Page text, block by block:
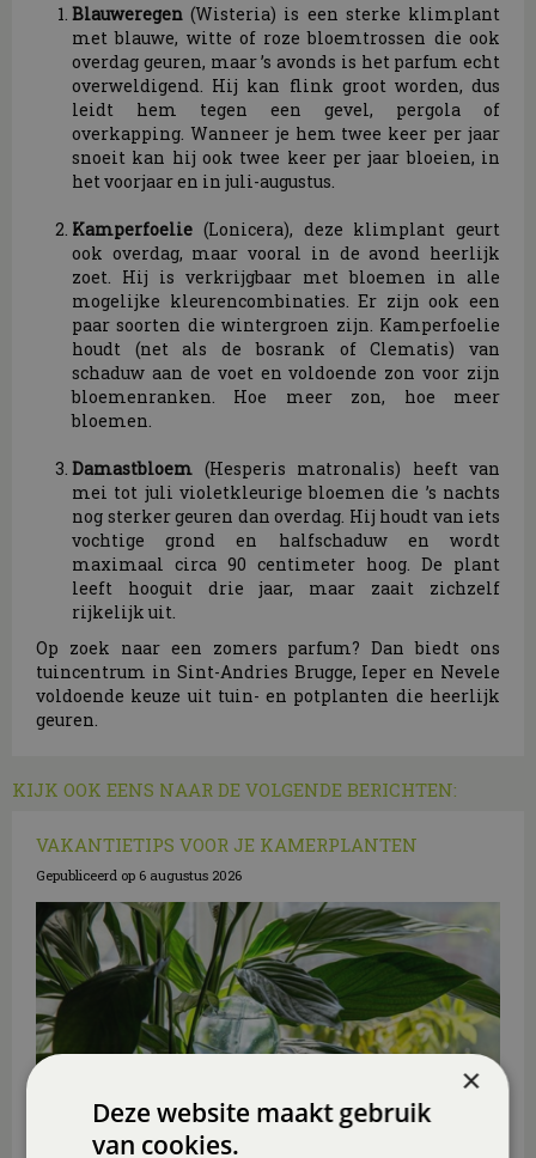
Blauweregen (Wisteria) is een sterke klimplant
met blauwe, witte of roze bloemtrossen die ook
overdag geuren, maar ’s avonds is het parfum echt
overweldigend. Hij kan flink groot worden, dus
leidt hem tegen een gevel, pergola of
overkapping. Wanneer je hem twee keer per jaar
snoeit kan hij ook twee keer per jaar bloeien, in
het voorjaar en in juli-augustus.
Kamperfoelie (Lonicera), deze klimplant geurt
ook overdag, maar vooral in de avond heerlijk
zoet. Hij is verkrijgbaar met bloemen in alle
mogelijke kleurencombinaties. Er zijn ook een
paar soorten die wintergroen zijn. Kamperfoelie
houdt (net als de bosrank of Clematis) van
schaduw aan de voet en voldoende zon voor zijn
bloemenranken. Hoe meer zon, hoe meer
bloemen.
Damastbloem (Hesperis matronalis) heeft van
mei tot juli violetkleurige bloemen die ’s nachts
nog sterker geuren dan overdag. Hij houdt van iets
vochtige grond en halfschaduw en wordt
maximaal circa 90 centimeter hoog. De plant
leeft hooguit drie jaar, maar zaait zichzelf
rijkelijk uit.
Op zoek naar een zomers parfum? Dan biedt ons
tuincentrum in Sint-Andries Brugge, Ieper en Nevele
voldoende keuze uit tuin- en potplanten die heerlijk
geuren.
KIJK OOK EENS NAAR DE VOLGENDE BERICHTEN:
VAKANTIETIPS VOOR JE KAMERPLANTEN
Gepubliceerd op 6 augustus 2026
×
Deze website maakt gebruik
van cookies.